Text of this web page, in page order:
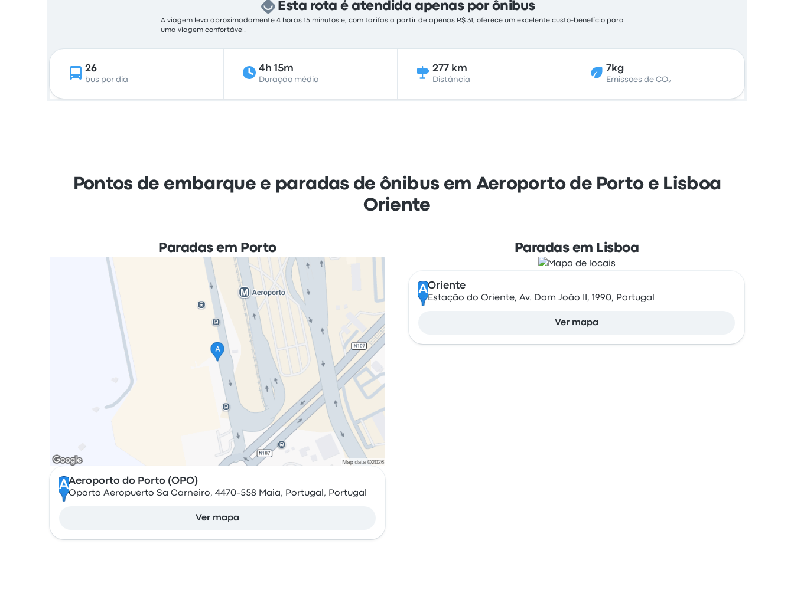
Esta rota é atendida apenas por ônibus
A viagem leva aproximadamente 4 horas 15 minutos e, com tarifas a partir de apenas R$ 31, oferece um excelente custo-benefício para
uma viagem confortável.
26
bus por dia
4h 15m
Duração média
277 km
Distância
7kg
Emissões de CO₂
Pontos de embarque e paradas de ônibus em Aeroporto de Porto e Lisboa
Oriente
Paradas em Porto
AAeroporto do Porto (OPO)
Oporto Aeropuerto Sa Carneiro, 4470-558 Maia, Portugal, Portugal
Ver mapa
Paradas em Lisboa
AOriente
Estação do Oriente, Av. Dom João II, 1990, Portugal
Ver mapa